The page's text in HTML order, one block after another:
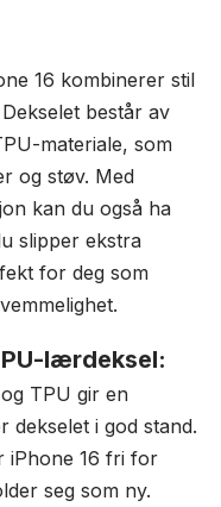
16 kombinerer stil
består av
materiale, som
og støv. Med
kan du også ha
slipper ekstra
for deg som
lærdeksel:
TPU gir en
dekselet i god stand.
iPhone 16 fri for
seg som ny.